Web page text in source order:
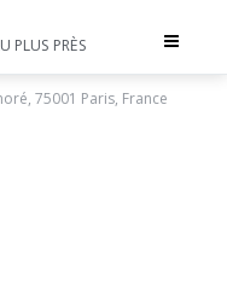
Toggle
PLUS PRÈS
75001 Paris, France